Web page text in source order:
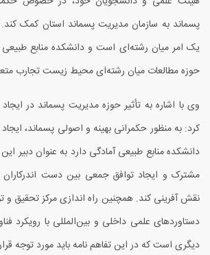
پسماند به سازمان مدیریت پسماند استان کمک
یک امر میان رشته‌ای است و دانشکده منابع
حوزه مطالعات میان رشته‌ای محیط زیست تجارب
وی با اشاره به تأثیر حوزه مدیریت پسماند در
کرد: به منظور حکمرانی بهینه و اصولی پسماند،
دانشکده منابع طبیعی آمادگی دارد به عنوان دبیر
مشترک و ایجاد توافق جمعی بین دست
نقش آفرینی کند. همچنین راه اندازی مرکز تحقیق و
دستاوردهای علمی داخلی و بین‌المللی با رویکرد
دیگری است که در این تفاهم نامه باید مورد توجه